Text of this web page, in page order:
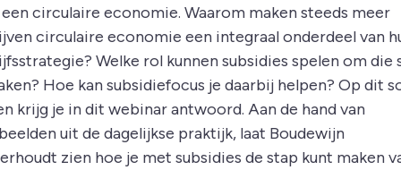
circulaire economie. Waarom maken steeds meer
circulaire economie een integraal onderdeel van
Welke rol kunnen subsidies spelen om die
Hoe kan subsidiefocus je daarbij helpen? Op dit
krijg je in dit webinar antwoord. Aan de hand van
uit de dagelijkse praktijk, laat Boudewijn
zien hoe je met subsidies de stap kunt maken